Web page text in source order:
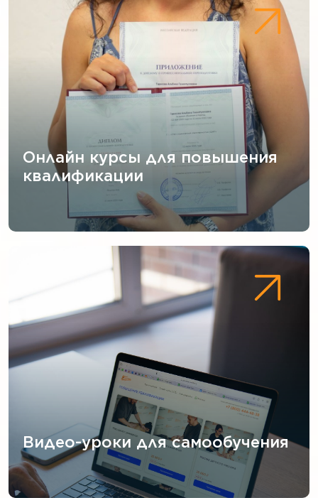
Онлайн курсы для повышения
квалификации
Видео-уроки для самообучения